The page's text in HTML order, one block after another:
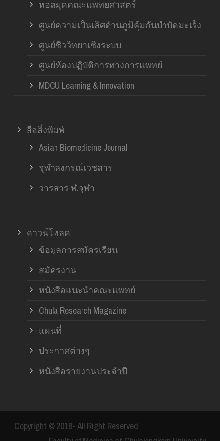
หอสมุดคณะแพทยศาสตร์
ศูนย์ความเป็นเลิศด้านภูมิคุ้มกันบำบัดมะเร็ง
ศูนย์ชีววิทยาเชิงระบบ
ศูนย์ห้องปฏิบัติการทางการแพทย์
MDCU Learning & Innovation
สื่อสิ่งพิมพ์
Asian Biomedicine Journal
จุฬาลงกรณ์เวชสาร
วารสาร ฬ.จุฬา
ดาวน์โหลด
ข้อมูลการสมัครเรียน
สมัครงาน
หนังสือแนะนำคณะแพทย์
Chula Research Magazine
แผนที่
ประกาศต่างๆ
หนังสือรายงานประจำปี
Copyright © 2016- All Right Reserved